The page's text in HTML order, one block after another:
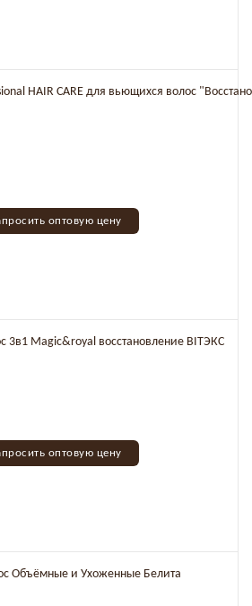
HAIR CARE для вьющихся волос
оптовую цену
3в1 Magic&royal восстановление BITЭКС
оптовую цену
Объёмные и Ухоженные Белита